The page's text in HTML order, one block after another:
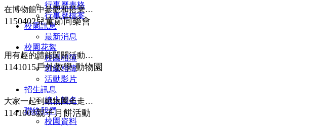
行事曆表格
行事曆檔案
校園訊息
最新消息
校園花絮
校園相簿
班級相簿
活動影片
招生訊息
線上報名
聯絡我們
校園資料
在博物館中參觀和搭乘火車，加深對火車的認識。更精采的照片請看班級相簿。
1150402兒童節同樂會
用有趣的體能闖關活動慶祝兒童節
1141015戶外教學-動物園
大家一起到動物園走走，認識不同的動物。
1141003親子月餅活動